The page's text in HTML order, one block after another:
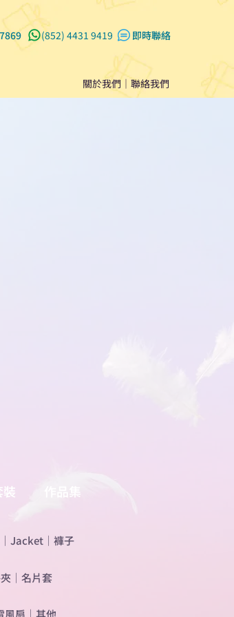
(852) 4431 9419 ​即時聯絡
關於我們 ｜聯絡我們
作品集
｜ Jacket ｜ 褲子
｜ 名片套
風扇 ｜ 其他